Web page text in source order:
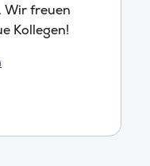
Wir freuen
Kollegen!